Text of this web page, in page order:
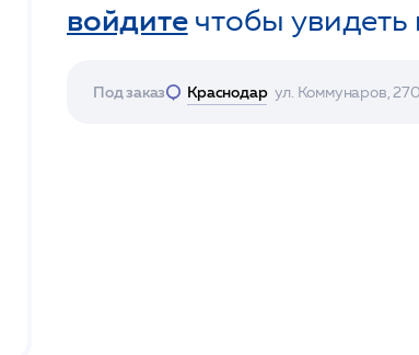
войдитечтобы увидеть
Под заказ Краснодар ул. Коммунаров, 270